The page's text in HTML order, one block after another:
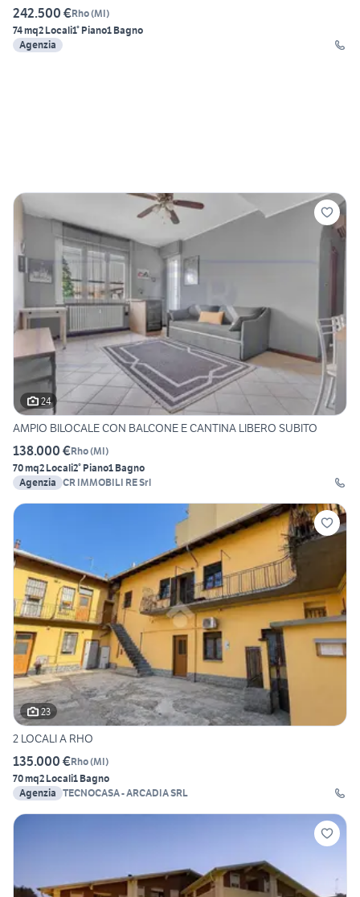
242.500 €Rho(MI)
74 mq2 Locali1° Piano1 Bagno
Agenzia
24
AMPIO BILOCALE CON BALCONE E CANTINA LIBERO SUBITO
138.000 €Rho(MI)
70 mq2 Locali2° Piano1 Bagno
Agenzia CR IMMOBILI RE Srl
23
2 LOCALI A RHO
135.000 €Rho(MI)
70 mq2 Locali1 Bagno
Agenzia TECNOCASA - ARCADIA SRL